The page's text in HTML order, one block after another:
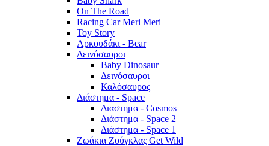
On The Road
Racing Car Meri Meri
Toy Story
Αρκουδάκι - Bear
Δεινόσαυροι
Baby Dinosaur
Δεινόσαυροι
Καλόσαυρος
Διάστημα - Space
Διαστημα - Cosmos
Διάστημα - Space 2
Διάστημα - Space 1
Ζωάκια Ζούγκλας Get Wild